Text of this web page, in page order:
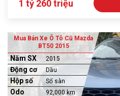
1 tỷ 260 triệu
Mua Bán Xe Ô Tô Cũ Mazda
BT50 2015
Năm SX 2015
Động cơ Dầu
Hộp số Số sàn
Odo 92,000 km